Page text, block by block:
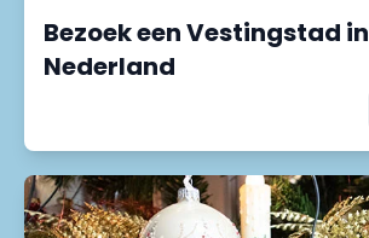
Bezoek een Vestingstad in
Nederland